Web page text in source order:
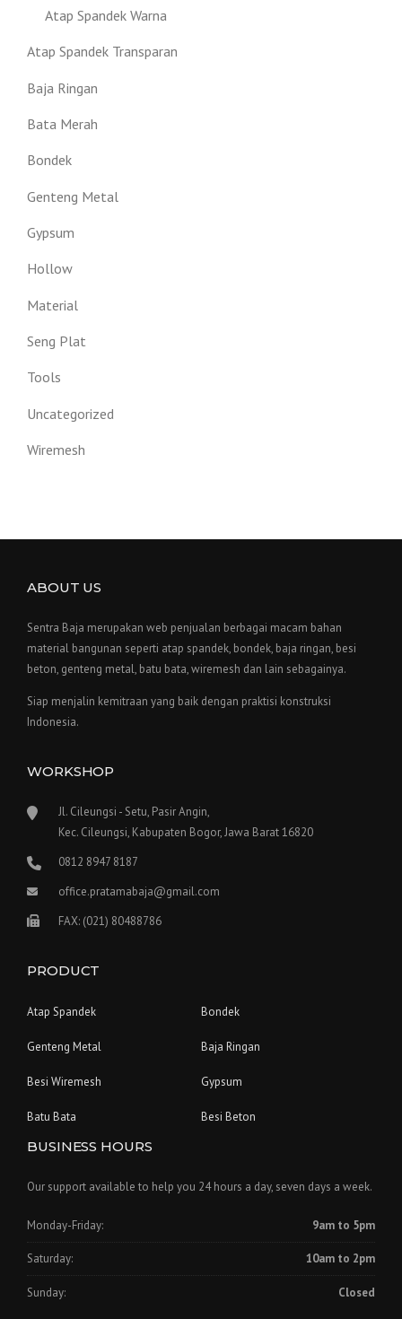
Atap Spandek Warna
Atap Spandek Transparan
Baja Ringan
Bata Merah
Bondek
Genteng Metal
Gypsum
Hollow
Material
Seng Plat
Tools
Uncategorized
Wiremesh
ABOUT US
Sentra Baja merupakan web penjualan berbagai macam bahan
material bangunan seperti atap spandek, bondek, baja ringan, besi
beton, genteng metal, batu bata, wiremesh dan lain sebagainya.
Siap menjalin kemitraan yang baik dengan praktisi konstruksi
Indonesia.
WORKSHOP
Jl. Cileungsi - Setu, Pasir Angin,
Kec. Cileungsi, Kabupaten Bogor, Jawa Barat 16820
0812 8947 8187
office.pratamabaja@gmail.com
FAX: (021) 80488786
PRODUCT
Atap Spandek Bondek
Genteng Metal Baja Ringan
Besi Wiremesh Gypsum
Batu Bata Besi Beton
BUSINESS HOURS
Our support available to help you 24 hours a day, seven days a week.
Monday-Friday: 9am to 5pm
Saturday: 10am to 2pm
Sunday: Closed